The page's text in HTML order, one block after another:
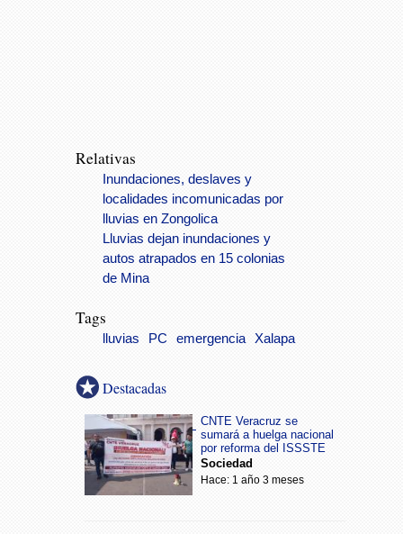
Relativas
Inundaciones, deslaves y
localidades incomunicadas por
lluvias en Zongolica
Lluvias dejan inundaciones y
autos atrapados en 15 colonias
de Mina
Tags
lluvias PC emergencia Xalapa
Destacadas
CNTE Veracruz se
sumará a huelga nacional
por reforma del ISSSTE
Sociedad
Hace: 1 año 3 meses